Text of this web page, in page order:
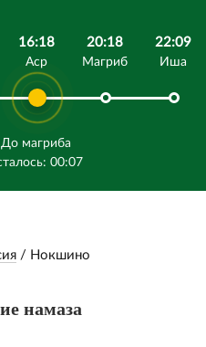
16:18
Аср
До магриба
00:07
20:18
Магриб
22:09
Иша
/ Нокшино
намаза